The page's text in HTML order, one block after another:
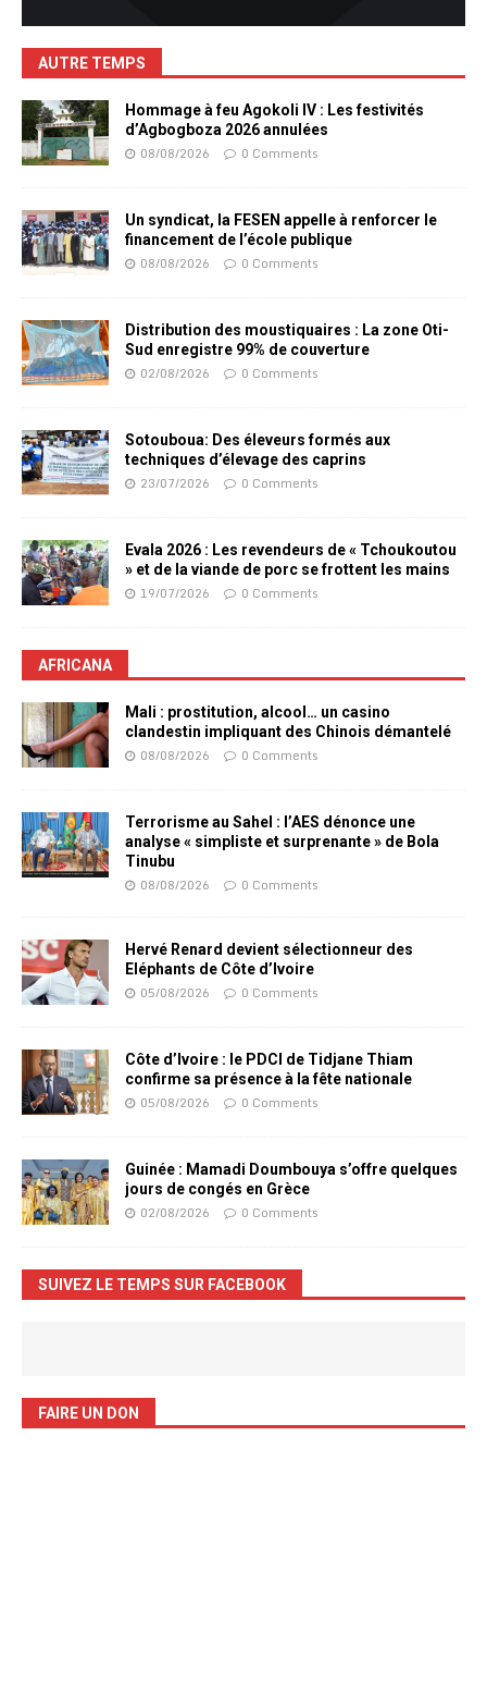
AUTRE TEMPS
Hommage à feu Agokoli IV : Les festivités
d’Agbogboza 2026 annulées
08/08/2026 0 Comments
Un syndicat, la FESEN appelle à renforcer le
financement de l’école publique
08/08/2026 0 Comments
Distribution des moustiquaires : La zone Oti-
Sud enregistre 99% de couverture
02/08/2026 0 Comments
Sotouboua: Des éleveurs formés aux
techniques d’élevage des caprins
23/07/2026 0 Comments
Evala 2026 : Les revendeurs de « Tchoukoutou
» et de la viande de porc se frottent les mains
19/07/2026 0 Comments
AFRICANA
Mali : prostitution, alcool… un casino
clandestin impliquant des Chinois démantelé
08/08/2026 0 Comments
Terrorisme au Sahel : l’AES dénonce une
analyse « simpliste et surprenante » de Bola
Tinubu
08/08/2026 0 Comments
Hervé Renard devient sélectionneur des
Eléphants de Côte d’Ivoire
05/08/2026 0 Comments
Côte d’Ivoire : le PDCI de Tidjane Thiam
confirme sa présence à la fête nationale
05/08/2026 0 Comments
Guinée : Mamadi Doumbouya s’offre quelques
jours de congés en Grèce
02/08/2026 0 Comments
SUIVEZ LE TEMPS SUR FACEBOOK
FAIRE UN DON